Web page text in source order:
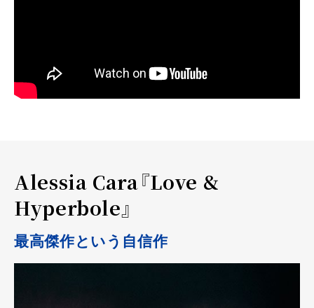
Alessia Cara『Love &
Hyperbole』
最高傑作という自信作